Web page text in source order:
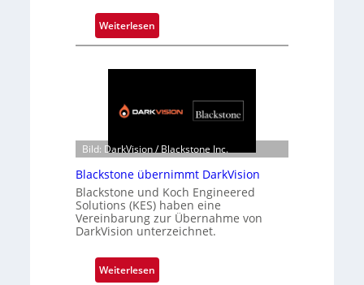
Weiterlesen
Z
n
o
b
e
t
e
i
g
Bild: DarkVision / Blackstone Inc.
Blackstone übernimmt DarkVision
Blackstone und Koch Engineered
Solutions (KES) haben eine
Vereinbarung zur Übernahme von
DarkVision unterzeichnet.
Weiterlesen